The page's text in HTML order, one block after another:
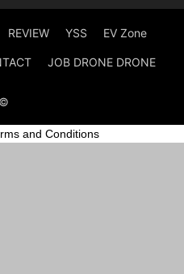
REVIEW YSS EV Zone
JOB DRONE DRONE
©
and Conditions